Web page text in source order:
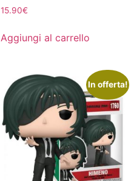
15.90€
Aggiungi al carrello
In offerta!